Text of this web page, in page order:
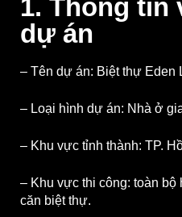
1. Thông tin
dự án
– Tên dự án: Biệt thự Eden
– Loại hình dự án: Nhà ở
– Khu vực tỉnh thành: TP.
– Khu vực thi công: toàn bộ
căn biệt thự.